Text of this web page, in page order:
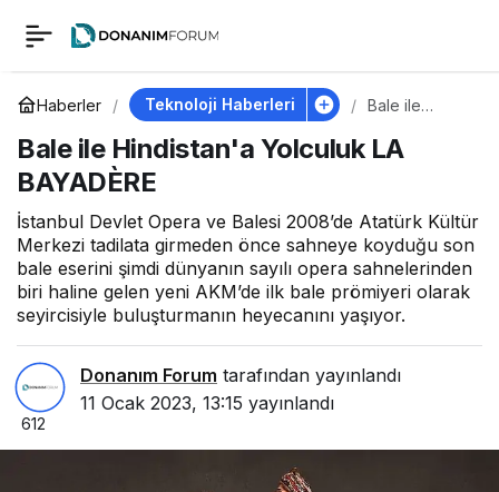
Haberler Teknoloji Haberleri
Bale ile
Yolculuk LA
BAYADÈRE
Bale ile Hindistan'a Yolculuk LA
BAYADÈRE
İstanbul Devlet Opera ve Balesi 2008’de Atatürk Kültür
Merkezi tadilata girmeden önce sahneye koyduğu son
bale eserini şimdi dünyanın sayılı opera sahnelerinden
biri haline gelen yeni AKM’de ilk bale prömiyeri olarak
seyircisiyle buluşturmanın heyecanını yaşıyor.
Donanım Forum tarafından yayınlandı
11 Ocak 2023, 13:15 yayınlandı
612
Bale ile Hindistan'a
Yolculuk LA
BAYADÈRE